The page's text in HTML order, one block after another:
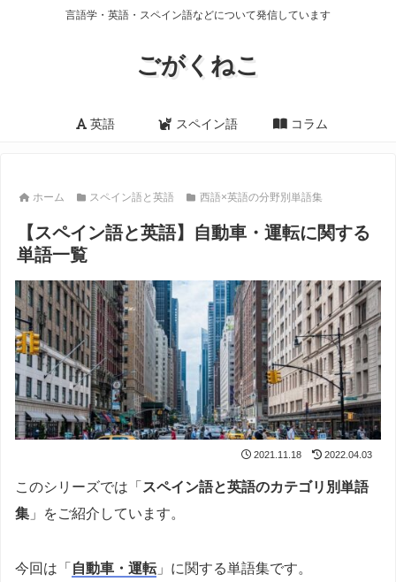
言語学・英語・スペイン語などについて発信しています
ごがくねこ
英語 スペイン語 コラム
ホーム スペイン語と英語 西語×英語の分野別単語集
【スペイン語と英語】自動車・運転に関する
単語一覧
2021.11.18 2022.04.03
このシリーズでは「 スペイン語と英語のカテゴリ別単語
集 」をご紹介しています。
今回は「 自動車・運転」に関する単語集です。